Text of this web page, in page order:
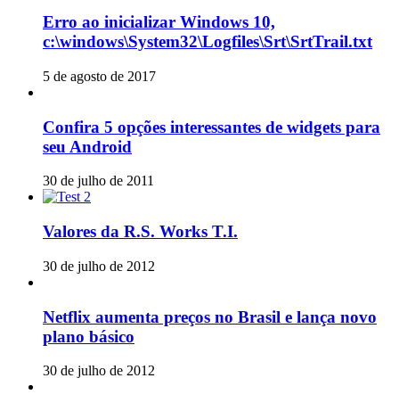
Erro ao inicializar Windows 10,
c:\windows\System32\Logfiles\Srt\SrtTrail.txt
5 de agosto de 2017
Confira 5 opções interessantes de widgets para
seu Android
30 de julho de 2011
Valores da R.S. Works T.I.
30 de julho de 2012
Netflix aumenta preços no Brasil e lança novo
plano básico
30 de julho de 2012